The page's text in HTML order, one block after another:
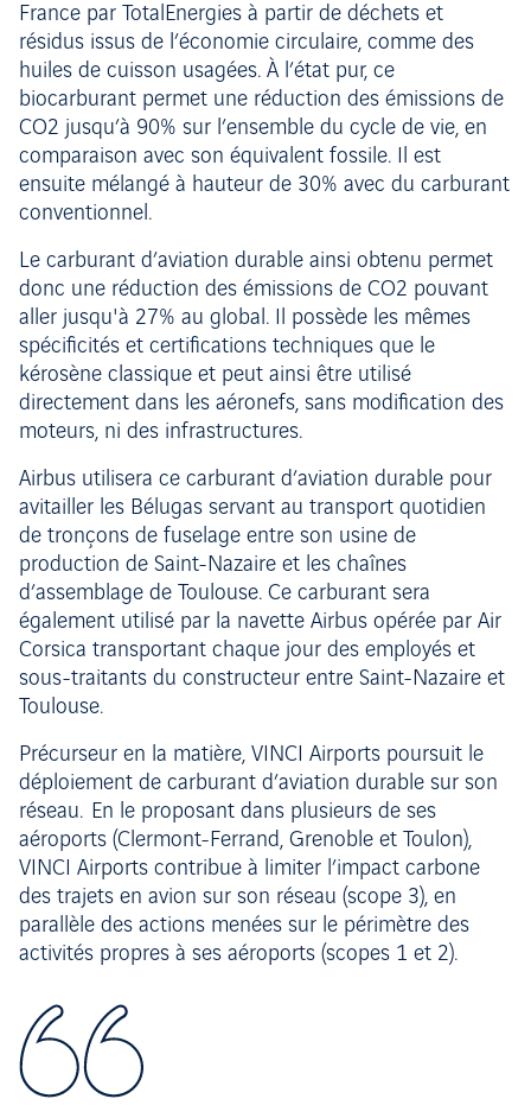
France par TotalEnergies à partir de déchets et
résidus issus de l’économie circulaire, comme des
huiles de cuisson usagées. À l’état pur, ce
biocarburant permet une réduction des émissions de
CO2 jusqu’à 90% sur l’ensemble du cycle de vie, en
comparaison avec son équivalent fossile. Il est
ensuite mélangé à hauteur de 30% avec du carburant
conventionnel.
Le carburant d’aviation durable ainsi obtenu permet
donc une réduction des émissions de CO2 pouvant
aller jusqu'à 27% au global. Il possède les mêmes
spécificités et certifications techniques que le
kérosène classique et peut ainsi être utilisé
directement dans les aéronefs, sans modification des
moteurs, ni des infrastructures.
Airbus utilisera ce carburant d’aviation durable pour
avitailler les Bélugas servant au transport quotidien
de tronçons de fuselage entre son usine de
production de Saint-Nazaire et les chaînes
d’assemblage de Toulouse. Ce carburant sera
également utilisé par la navette Airbus opérée par Air
Corsica transportant chaque jour des employés et
sous-traitants du constructeur entre Saint-Nazaire et
Toulouse.
Précurseur en la matière, VINCI Airports poursuit le
déploiement de carburant d’aviation durable sur son
réseau. En le proposant dans plusieurs de ses
aéroports (Clermont-Ferrand, Grenoble et Toulon),
VINCI Airports contribue à limiter l’impact carbone
des trajets en avion sur son réseau (scope 3), en
parallèle des actions menées sur le périmètre des
activités propres à ses aéroports (scopes 1 et 2).